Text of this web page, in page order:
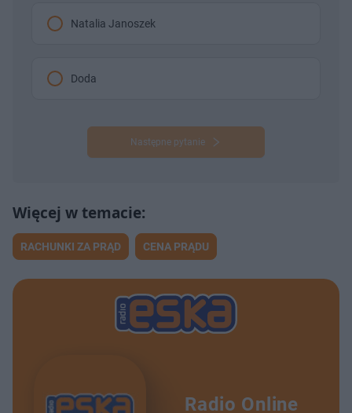
Natalia Janoszek
Doda
Następne pytanie
RACHUNKI ZA PRĄD CENA PRĄDU
Radio Online